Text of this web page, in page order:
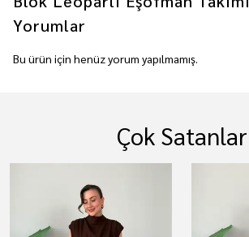
Yorumlar
Bu ürün için henüz yorum yapılmamış.
Çok Satanlar